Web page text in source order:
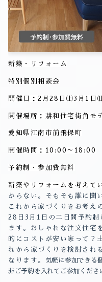
新築・リフォーム
特別個別相談会
開催日：2 月28 日㈯3 月 1 日
開催場所：耕和住宅街角モ
愛知県江南市前飛保町
開催時間： 10:00 ～ 18:00
予約制・参加費無料
新築やリフォームを考えて
からない。
そもそも誰に聞
これから家づくりをお考え
28 日 3 月 1 日の二日間予約制
ます。
おしゃれな注文住宅
的にコストが安い家って？
れから家づくりを検討され
なります。
気軽に参加できる
非ご予約を入れてご参加くださ